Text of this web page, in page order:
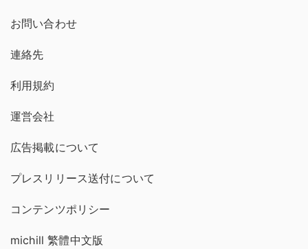
お問い合わせ
連絡先
利用規約
運営会社
広告掲載について
プレスリリース送付について
コンテンツポリシー
michill 繁體中文版